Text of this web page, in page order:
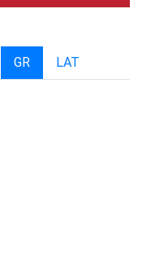
GR LAT